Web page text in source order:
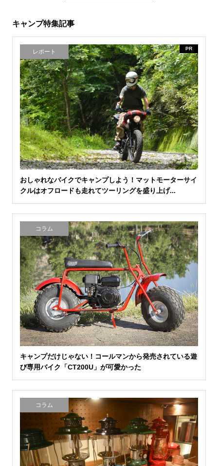
キャンプ特集記事
レポート PR
おしゃれなバイクでキャンプしよう！マットモーターサイ
クルはオフロードも走れてツーリングを盛り上げ...
コラム
キャンプだけじゃない！コールマンから発売されている遊
び専用バイク「CT200U」が可愛かった
コラム